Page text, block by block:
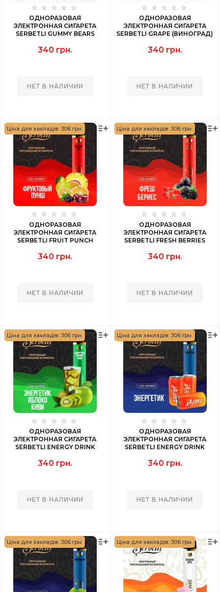
ОДНОРАЗОВАЯ
ЭЛЕКТРОННАЯ СИГАРЕТА
SERBETLI GUMMY BEARS
PUFF
340 грн.
НЕТ В НАЛИЧИИ
ОДНОРАЗОВАЯ
ЭЛЕКТРОННАЯ СИГАРЕТА
SERBETLI GRAPE (ВИНОГРАД)
340 грн.
НЕТ В НАЛИЧИИ
Ціна для закладів: 306 грн.
ОДНОРАЗОВАЯ
ЭЛЕКТРОННАЯ СИГАРЕТА
SERBETLI FRUIT PUNCH
PUFF
340 грн.
НЕТ В НАЛИЧИИ
Ціна для закладів: 306 грн.
ОДНОРАЗОВАЯ
ЭЛЕКТРОННАЯ СИГАРЕТА
SERBETLI FRESH BERRIES
340 грн.
НЕТ В НАЛИЧИИ
Ціна для закладів: 306 грн.
ОДНОРАЗОВАЯ
ЭЛЕКТРОННАЯ СИГАРЕТА
SERBETLI ENERGY DRINK
ЯБЛОКО КИВИ) 1200 PUFF
340 грн.
НЕТ В НАЛИЧИИ
Ціна для закладів: 306 грн.
ОДНОРАЗОВАЯ
ЭЛЕКТРОННАЯ СИГАРЕТА
SERBETLI ENERGY DRINK
340 грн.
НЕТ В НАЛИЧИИ
Ціна для закладів: 306 грн. Ціна для закладів: 306 грн.